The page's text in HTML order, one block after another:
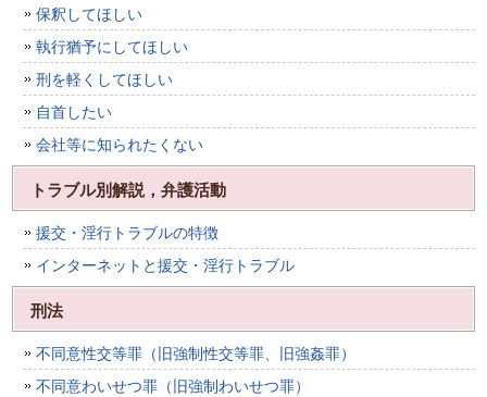
保釈してほしい
執行猶予にしてほしい
刑を軽くしてほしい
自首したい
会社等に知られたくない
トラブル別解説，弁護活動
援交・淫行トラブルの特徴
インターネットと援交・淫行トラブル
刑法
不同意性交等罪（旧強制性交等罪、旧強姦罪）
不同意わいせつ罪（旧強制わいせつ罪）